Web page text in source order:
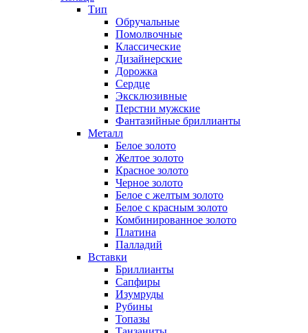
Тип
Обручальные
Помолвочные
Классические
Дизайнерские
Дорожка
Сердце
Эксклюзивные
Перстни мужские
Фантазийные бриллианты
Металл
Белое золото
Желтое золото
Красное золото
Черное золото
Белое с желтым золото
Белое с красным золото
Комбинированное золото
Платина
Палладий
Вставки
Бриллианты
Сапфиры
Изумруды
Рубины
Топазы